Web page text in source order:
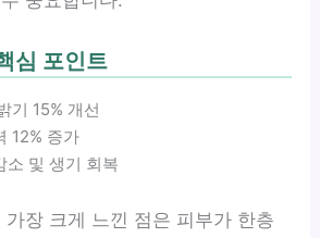
심 포인트
기 15% 개선
12% 증가
소 및 생기 회복
장 크게 느낀 점은 피부가 한층